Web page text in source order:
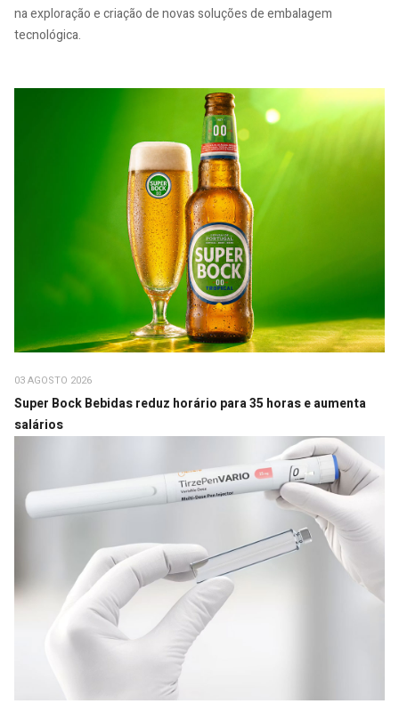
na exploração e criação de novas soluções de embalagem
tecnológica.
03 AGOSTO 2026
Super Bock Bebidas reduz horário para 35 horas e aumenta
salários